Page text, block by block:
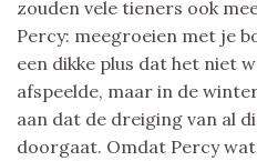
zouden vele tieners ook
Percy: meegroeien met je
een dikke plus dat het niet
afspeelde, maar in de
aan dat de dreiging van al
doorgaat. Omdat Percy